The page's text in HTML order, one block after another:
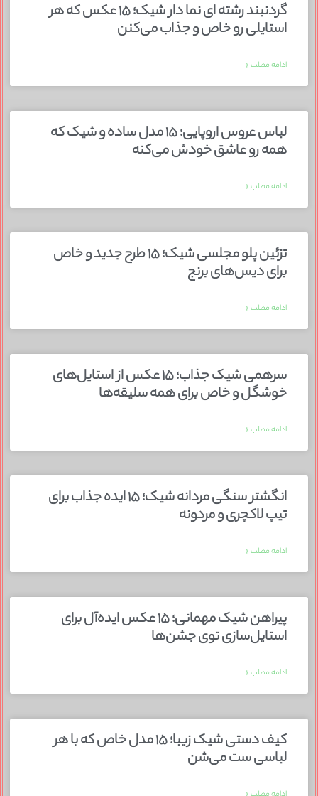
گردنبند رشته ای نما دار شیک؛ ۱۵ عکس که هر
استایلی رو خاص و جذاب می‌کنن
ادامه مطلب »
لباس عروس اروپایی؛ ۱۵ مدل ساده و شیک که
همه رو عاشق خودش می‌کنه
ادامه مطلب »
تزئین پلو مجلسی شیک؛ ۱۵ طرح جدید و خاص
برای دیس‌های برنج
ادامه مطلب »
سرهمی شیک جذاب؛ ۱۵ عکس از استایل‌های
خوشگل و خاص برای همه سلیقه‌ها
ادامه مطلب »
انگشتر سنگی مردانه شیک؛ ۱۵ ایده جذاب برای
تیپ لاکچری و مردونه
ادامه مطلب »
پیراهن شیک مهمانی؛ ۱۵ عکس ایده‌آل برای
استایل‌سازی توی جشن‌ها
ادامه مطلب »
کیف دستی شیک زیبا؛ ۱۵ مدل خاص که با هر
لباسی ست می‌شن